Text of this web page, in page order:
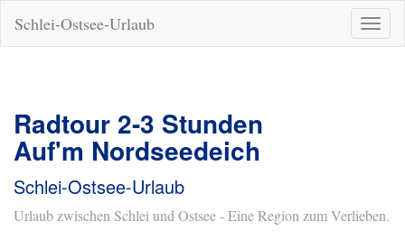
ein-/
Schlei-Ostsee-Urlaub
Radtour 2-3 Stunden
Auf'm Nordseedeich
Schlei-Ostsee-Urlaub
Urlaub zwischen Schlei und Ostsee - Eine Region zum Verlieben.